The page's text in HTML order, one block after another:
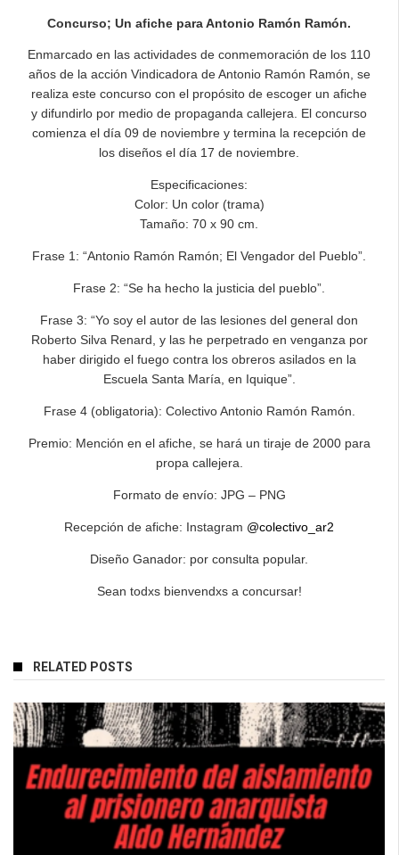
Concurso; Un afiche para Antonio Ramón Ramón.
Enmarcado en las actividades de conmemoración de los 110
años de la acción Vindicadora de Antonio Ramón Ramón, se
realiza este concurso con el propósito de escoger un afiche
y difundirlo por medio de propaganda callejera. El concurso
comienza el día 09 de noviembre y termina la recepción de
los diseños el día 17 de noviembre.
Especificaciones:
Color: Un color (trama)
Tamaño: 70 x 90 cm.
Frase 1: “Antonio Ramón Ramón; El Vengador del Pueblo”.
Frase 2: “Se ha hecho la justicia del pueblo”.
Frase 3: “Yo soy el autor de las lesiones del general don
Roberto Silva Renard, y las he perpetrado en venganza por
haber dirigido el fuego contra los obreros asilados en la
Escuela Santa María, en Iquique”.
Frase 4 (obligatoria): Colectivo Antonio Ramón Ramón.
Premio: Mención en el afiche, se hará un tiraje de 2000 para
propa callejera.
Formato de envío: JPG – PNG
Recepción de afiche: Instagram @colectivo_ar2
Diseño Ganador: por consulta popular.
Sean todxs bienvendxs a concursar!
RELATED POSTS